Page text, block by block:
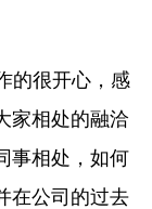
的很开心，感
家相处的融洽
事相处，如何
在公司的过去